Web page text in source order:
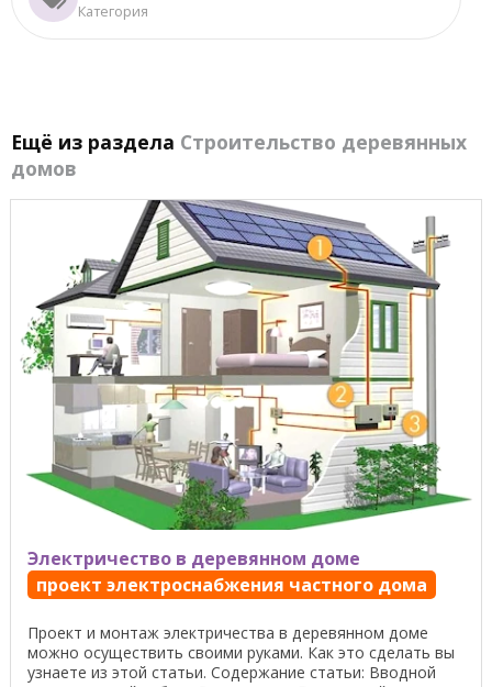
Категория
Ещё из раздела Строительство деревянных
домов
Электричество в деревянном доме
проект электроснабжения частного дома
Проект и монтаж электричества в деревянном доме
можно осуществить своими руками. Как это сделать вы
узнаете из этой статьи. Содержание статьи: Вводной